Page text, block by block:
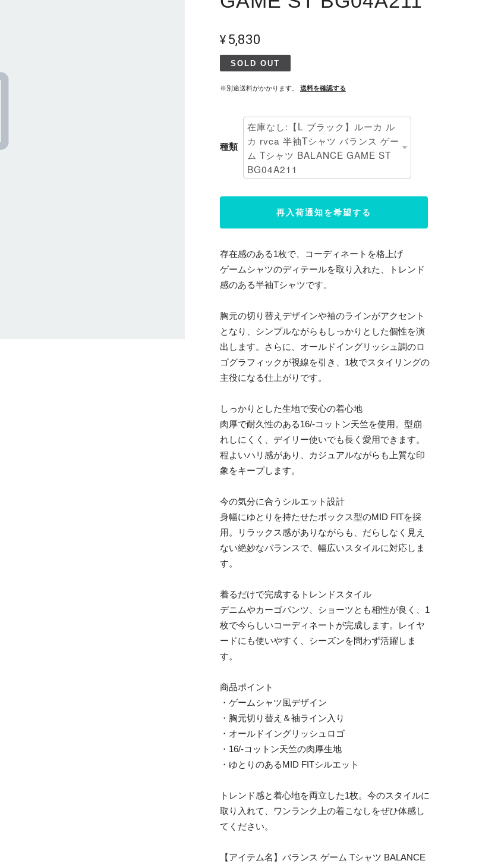
¥5,830
SOLD OUT
※別途送料がかかります。 送料を確認する
種類
再入荷通知を希望する
存在感のある1枚で、コーディネートを格上げ
ゲームシャツのディテールを取り入れた、トレンド
感のある半袖Tシャツです。
胸元の切り替えデザインや袖のラインがアクセント
となり、シンプルながらもしっかりとした個性を演
出します。さらに、オールドイングリッシュ調のロ
ゴグラフィックが視線を引き、1枚でスタイリングの
主役になる仕上がりです。
しっかりとした生地で安心の着心地
肉厚で耐久性のある16/-コットン天竺を使用。型崩
れしにくく、デイリー使いでも長く愛用できます。
程よいハリ感があり、カジュアルながらも上質な印
象をキープします。
今の気分に合うシルエット設計
身幅にゆとりを持たせたボックス型のMID FITを採
用。リラックス感がありながらも、だらしなく見え
ない絶妙なバランスで、幅広いスタイルに対応しま
す。
着るだけで完成するトレンドスタイル
デニムやカーゴパンツ、ショーツとも相性が良く、1
枚で今らしいコーディネートが完成します。レイヤ
ードにも使いやすく、シーズンを問わず活躍しま
す。
商品ポイント
・ゲームシャツ風デザイン
・胸元切り替え＆袖ライン入り
・オールドイングリッシュロゴ
・16/-コットン天竺の肉厚生地
・ゆとりのあるMID FITシルエット
トレンド感と着心地を両立した1枚。今のスタイルに
取り入れて、ワンランク上の着こなしをぜひ体感し
てください。
【アイテム名】バランス ゲーム Tシャツ BALANCE